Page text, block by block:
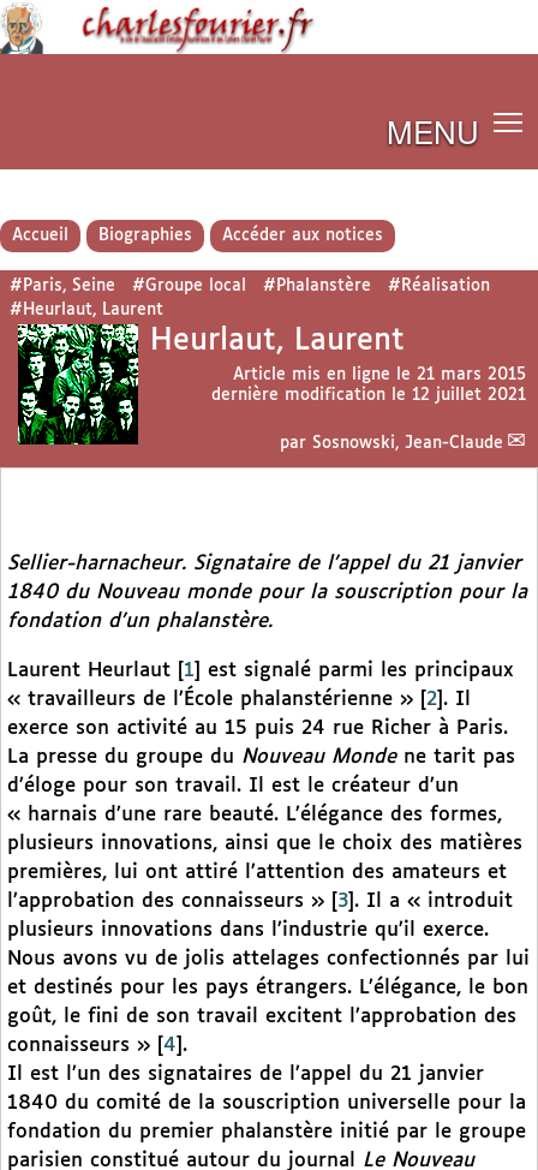
MENU
Accueil Biographies Accéder aux notices
#Paris, Seine #Groupe local #Phalanstère
#Réalisation
#Heurlaut, Laurent
Heurlaut, Laurent
Article mis en ligne le 21 mars 2015
dernière modification le 12 juillet 2021
par Sosnowski, Jean-Claude
Sellier-harnacheur. Signataire de l’appel du 21 janvier
1840 du Nouveau mondepour la souscription pour la
fondation d’un phalanstère.
Laurent Heurlaut 1
est signalé parmi les principaux
« travailleurs de l’École phalanstérienne »
2 . Il
exerce son activité au 15 puis 24 rue Richer à Paris.
La presse du groupe du Nouveau Mondene tarit pas
d’éloge pour son travail. Il est le créateur d’un
« harnais d’une rare beauté. L’élégance des formes,
plusieurs innovations, ainsi que le choix des matières
premières, lui ont attiré l’attention des amateurs et
l’approbation des connaisseurs »
3 . Il a « introduit
plusieurs innovations dans l’industrie qu’il exerce.
Nous avons vu de jolis attelages confectionnés par lui
et destinés pour les pays étrangers. L’élégance, le bon
goût, le fini de son travail excitent l’approbation des
connaisseurs »
4 .
Il est l’un des signataires de l’appel du 21 janvier
1840 du comité de la souscription universelle pour la
fondation du premier phalanstère initié par le groupe
parisien constitué autour du journal Le Nouveau